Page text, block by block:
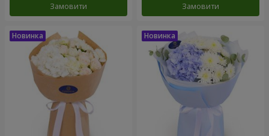
Замовити Замовити